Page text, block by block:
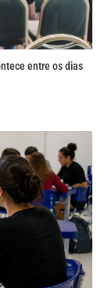
entre os dias